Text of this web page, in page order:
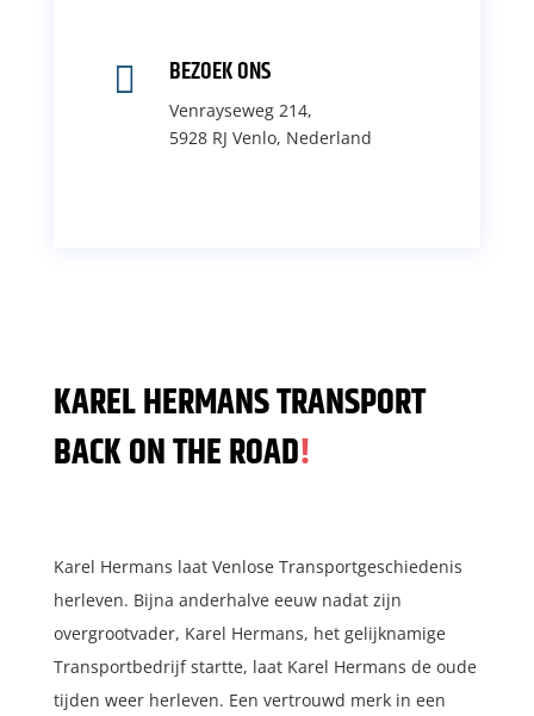
 BEZOEK ONS
Venrayseweg 214,
5928 RJ Venlo, Nederland
KAREL HERMANS TRANSPORT
BACK ON THE ROAD!
Karel Hermans laat Venlose Transportgeschiedenis
herleven. Bijna anderhalve eeuw nadat zijn
overgrootvader, Karel Hermans, het gelijknamige
Transportbedrijf startte, laat Karel Hermans de oude
tijden weer herleven. Een vertrouwd merk in een